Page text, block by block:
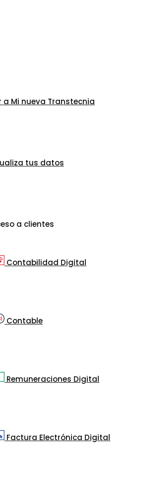
a Mi nueva Transtecnia
tus datos
a clientes
Contabilidad Digital
Contable
Remuneraciones Digital
Factura Electrónica Digital